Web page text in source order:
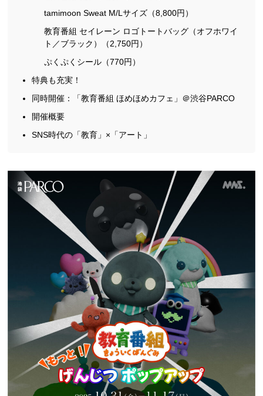
tamimoon Sweat M/Lサイズ（8,800円）
教育番組 セイレーン ロゴトートバッグ（オフホワイ
ト／ブラック）（2,750円）
ぷくぷくシール（770円）
特典も充実！
同時開催：「教育番組 ほめほめカフェ」＠渋谷PARCO
開催概要
SNS時代の「教育」×「アート」